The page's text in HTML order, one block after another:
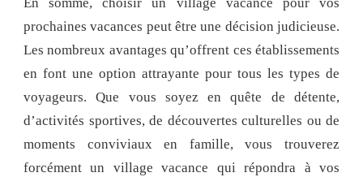
prochaines vacances peut être une décision judicieuse.
Les nombreux avantages qu’offrent ces établissements
en font une option attrayante pour tous les types de
voyageurs. Que vous soyez en quête de détente,
d’activités sportives, de découvertes culturelles ou de
moments conviviaux en famille, vous trouverez
forcément un village vacance qui répondra à vos